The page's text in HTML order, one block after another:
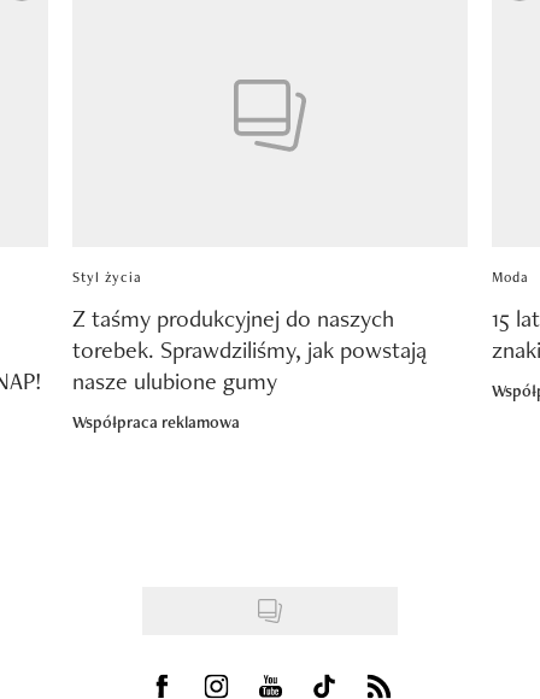
Styl życia
Z taśmy produkcyjnej do naszych
torebek. Sprawdziliśmy, jak powstają
nasze ulubione gumy
Współpraca reklamowa
Moda
15
Visit us on Facebook
Visit us on Instagram
Visit us on Youtube
Visit us on Tiktok
Visit us on Rss